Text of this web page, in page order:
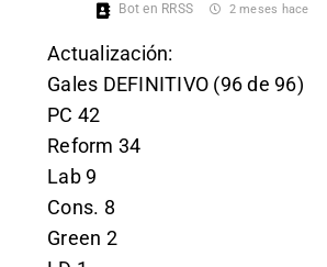
Bot en RRSS 2 meses hace
Actualización:
Gales DEFINITIVO (96 de 96)
PC 42
Reform 34
Lab 9
Cons. 8
Green 2